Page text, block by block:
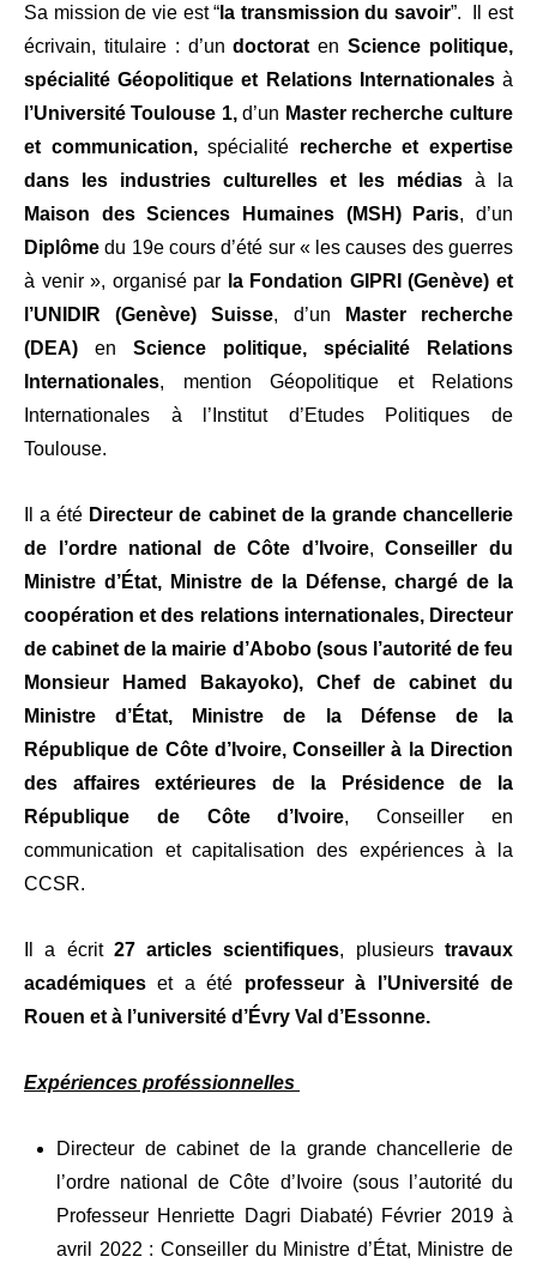
Sa mission de vie est “ la transmission du savoir”. Il est
écrivain, titulaire : d’undoctoratenScience politique,
spécialité Géopolitique et Relations Internationalesà
l’Université Toulouse 1,d’un Master recherche culture
et communication,spécialité recherche et expertise
dans les industries culturelles et les médias à la
Maison des Sciences Humaines (MSH) Paris, d’un
Diplômedu 19e cours d’été sur « les causes des guerres
à venir », organisé par la Fondation GIPRI (Genève) et
l’UNIDIR (Genève) Suisse, d’un
Master recherche
(DEA) en Science politique, spécialité Relations
Internationales, mention Géopolitique et Relations
Internationales à l’Institut d’Etudes Politiques de
Toulouse.
Il a été Directeur de cabinet de la grande chancellerie
de l’ordre national de Côte d’Ivoire,Conseiller du
Ministre d’État, Ministre de la Défense, chargé de la
coopération et des relations internationales, Directeur
de cabinet de la mairie d’Abobo (sous l’autorité de feu
Monsieur Hamed Bakayoko), Chef de cabinet du
Ministre d’État, Ministre de la Défense de la
République de Côte d’Ivoire, Conseiller à la Direction
des affaires extérieures de la Présidence de la
République de Côte d’Ivoire, Conseiller en
communication et capitalisation des expériences à la
CCSR.
Il a écrit 27 articles scientifiques, plusieurstravaux
académiques et a été professeur à l’Université de
Rouen et à l’université d’Évry Val d’Essonne.
Expériences proféssionnelles
Directeur de cabinet de la grande chancellerie de
l’ordre national de Côte d’Ivoire (sous l’autorité du
Professeur Henriette Dagri Diabaté) Février 2019 à
avril 2022 : Conseiller du Ministre d’État, Ministre de